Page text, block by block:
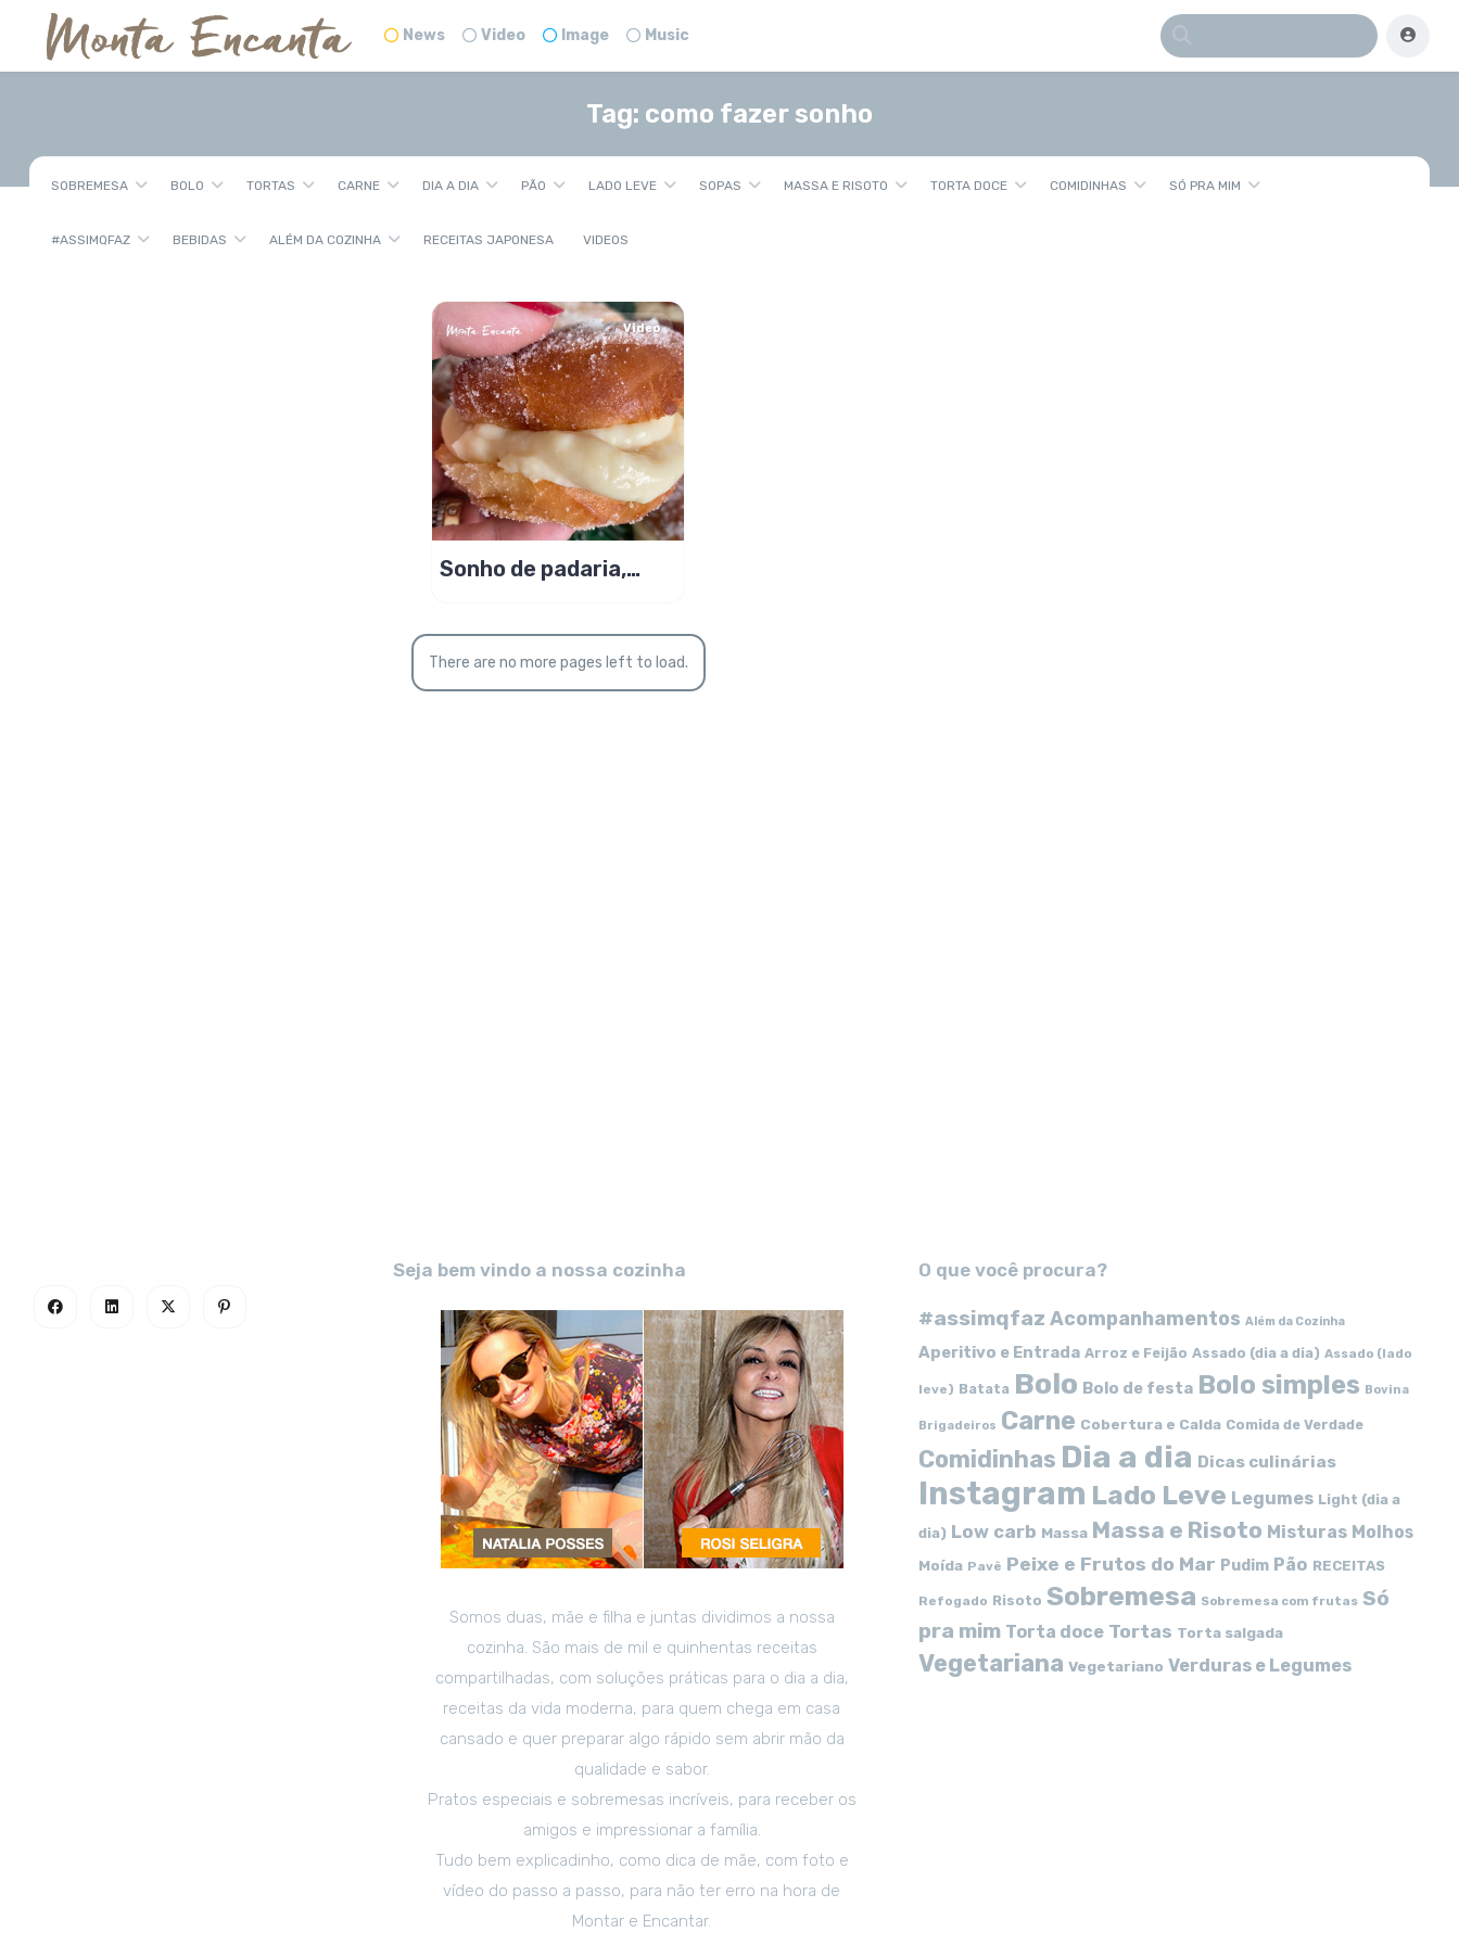
News Video Image Music
Tag: como fazer sonho
SOBREMESA BOLO TORTAS CARNE DIA A DIA PÃO LADO LEVE SOPAS MASSA E RISOTO TORTA DOCE COMIDINHAS SÓ PRA MIM
#ASSIMQFAZ BEBIDAS ALÉM DA COZINHA RECEITAS JAPONESA VIDEOS
Video
Sonho de padaria,
There are no more pages left to load.
Seja bem vindo a nossa cozinha
Somos duas, mãe e filha e juntas dividimos a nossa
cozinha. São mais de mil e quinhentas receitas
compartilhadas, com soluções práticas para o dia a dia,
receitas da vida moderna, para quem chega em casa
cansado e quer preparar algo rápido sem abrir mão da
qualidade e sabor.
Pratos especiais e sobremesas incríveis, para receber os
amigos e impressionar a família.
Tudo bem explicadinho, como dica de mãe, com foto e
vídeo do passo a passo, para não ter erro na hora de
Montar e Encantar.
O que você procura?
#assimqfaz Acompanhamentos Além da Cozinha
Aperitivo e Entrada Arroz e Feijão Assado (dia a dia) Assado (lado
leve) Batata Bolo Bolo de festa Bolo simples Bovina
Brigadeiros Carne Cobertura e Calda Comida de Verdade
Comidinhas Dia a dia Dicas culinárias
Instagram Lado Leve Legumes Light (dia a
dia) Low carb Massa Massa e Risoto Misturas Molhos
Moída Pavê Peixe e Frutos do Mar Pudim Pão RECEITAS
Refogado Risoto Sobremesa Sobremesa com frutas Só
pra mim Torta doce Tortas Torta salgada
Vegetariana Vegetariano Verduras e Legumes